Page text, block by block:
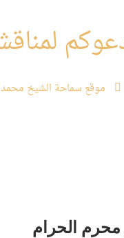
موقع سماحة الشيخ محمد
الحرام